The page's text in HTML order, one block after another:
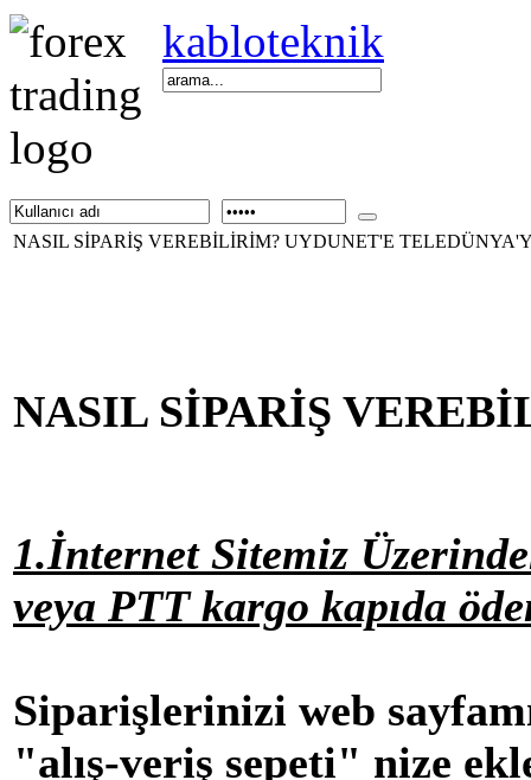
kabloteknik
NASIL SİPARİŞ VEREBİLİRİM? UYDUNET'E
NASIL SİPARİŞ
1.İnternet Sitemiz
veya PTT kargo kapıda
Siparişlerinizi web
"alış-veriş sepeti" nize